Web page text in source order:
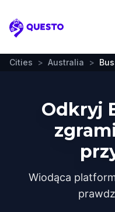
Questo
Cities > Australia >
Odkryj
Wiodąca